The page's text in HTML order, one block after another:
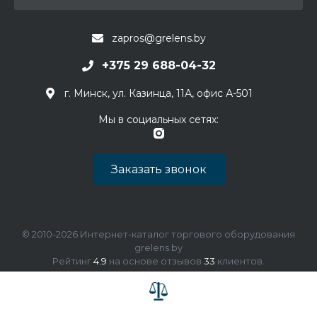
zapros@grelens.by
+375 29 688-04-32
г. Минск, ул. Казинца, 11А, офис А-501
Мы в социальных сетях:
Заказать звонок
© 2010-2026 Интернет-каталог торгового оборудования
grelens.by
Рейтинг4.9 на основе отзывов 33 клиентов.